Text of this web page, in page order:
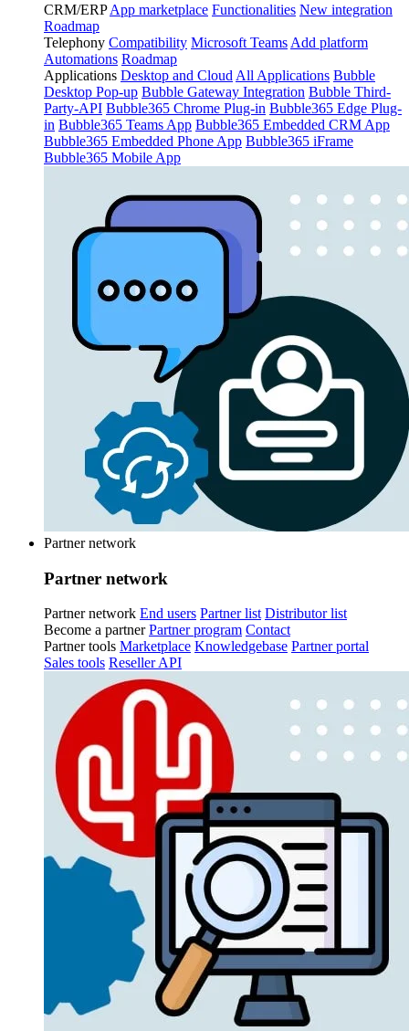
CRM/ERP App marketplace Functionalities New integration
Roadmap
Telephony Compatibility Microsoft Teams Add platform
Automations Roadmap
Applications Desktop and Cloud All Applications Bubble
Desktop Pop-up Bubble Gateway Integration Bubble Third-
Party-API Bubble365 Chrome Plug-in Bubble365 Edge Plug-
in Bubble365 Teams App Bubble365 Embedded CRM App
Bubble365 Embedded Phone App Bubble365 iFrame
Bubble365 Mobile App
Partner network
Partner network
Partner network End users Partner list Distributor list
Become a partner Partner program Contact
Partner tools Marketplace Knowledgebase Partner portal
Sales tools Reseller API